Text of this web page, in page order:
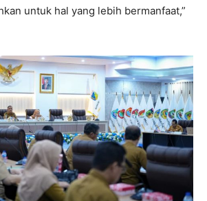
untuk hal yang lebih bermanfaat,”